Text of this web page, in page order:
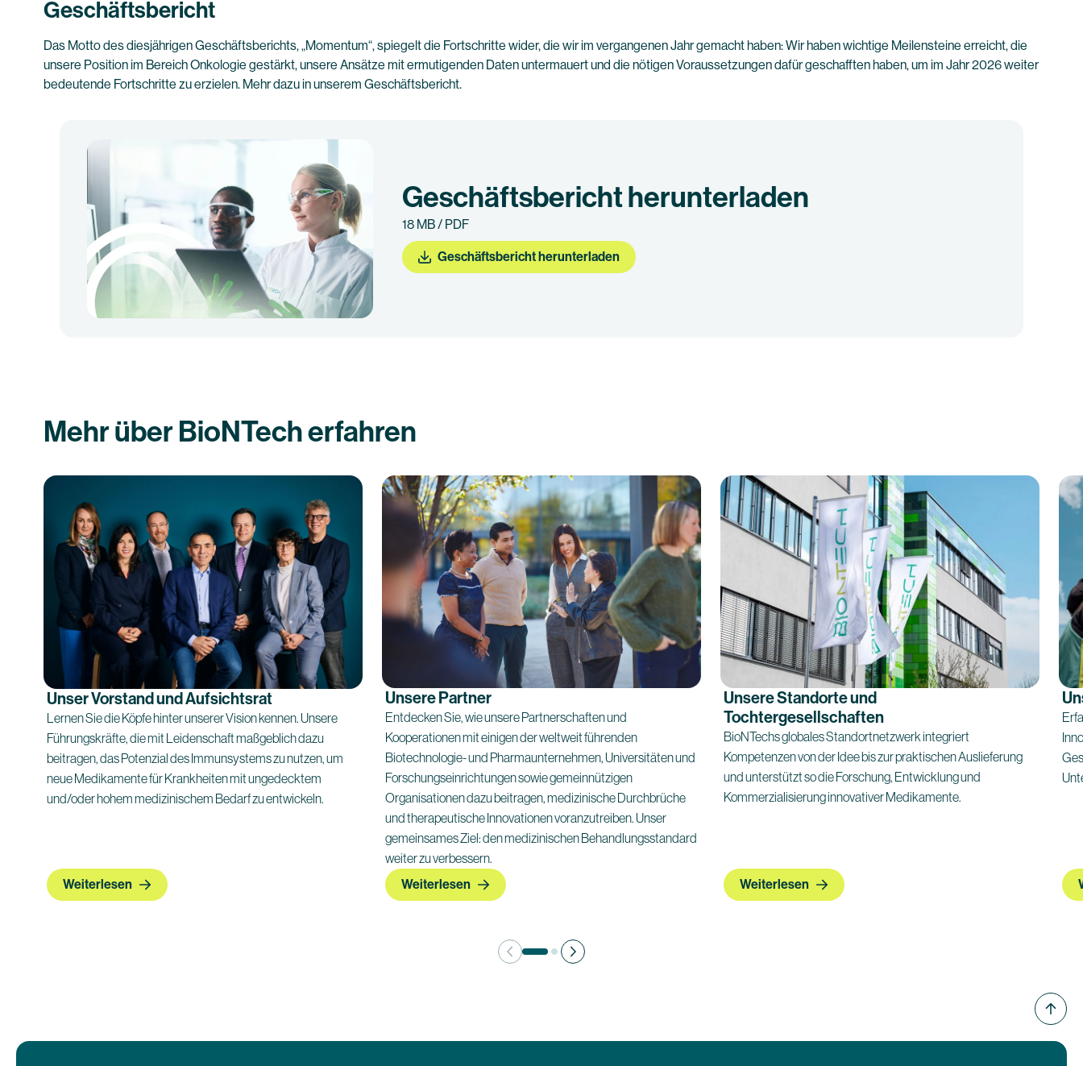
Geschäftsbericht
Das Motto des diesjährigen Geschäftsberichts, „Momentum“, spiegelt die Fortschritte wider, die wir im vergangenen Jahr gemacht haben: Wir haben wichtige Meilensteine erreicht, die
unsere Position im Bereich Onkologie gestärkt, unsere Ansätze mit ermutigenden Daten untermauert und die nötigen Voraussetzungen dafür geschafften haben, um im Jahr 2026 weiter
bedeutende Fortschritte zu erzielen. Mehr dazu in unserem Geschäftsbericht.
Geschäftsbericht herunterladen
18 MB / PDF
Geschäftsbericht herunterladen
Mehr über BioNTech erfahren
Unser Vorstand und Aufsichtsrat
Lernen Sie die Köpfe hinter unserer Vision kennen. Unsere
Führungskräfte, die mit Leidenschaft maßgeblich dazu
beitragen, das Potenzial des Immunsystems zu nutzen, um
neue Medikamente für Krankheiten mit ungedecktem
und/oder hohem medizinischem Bedarf zu entwickeln.
Weiterlesen
Unsere Partner
Entdecken Sie, wie unsere Partnerschaften und
Kooperationen mit einigen der weltweit führenden
Biotechnologie- und Pharmaunternehmen, Universitäten und
Forschungseinrichtungen sowie gemeinnützigen
Organisationen dazu beitragen, medizinische Durchbrüche
und therapeutische Innovationen voranzutreiben. Unser
gemeinsames Ziel: den medizinischen Behandlungsstandard
weiter zu verbessern.
Weiterlesen
Unsere Standorte und
Tochtergesellschaften
BioNTechs globales Standortnetzwerk integriert
Kompetenzen von der Idee bis zur praktischen Auslieferung
und unterstützt so die Forschung, Entwicklung und
Kommerzialisierung innovativer Medikamente.
Weiterlesen